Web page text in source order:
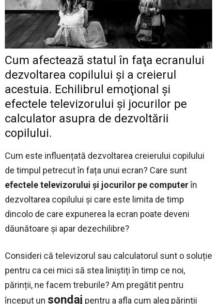
Cum afectează statul în faţa ecranului
dezvoltarea copilului şi a creierul
acestuia. Echilibrul emoţional şi
efectele televizorului şi jocurilor pe
calculator asupra de dezvoltării
copilului.
Cum este influențată dezvoltarea creierului copilului
de timpul petrecut în fața unui ecran? Care sunt
efectele televizorului și jocurilor pe computerîn
dezvoltarea copilului și care este limita de timp
dincolo de care expunerea la ecran poate deveni
dăunătoare și apar dezechilibre?
Consideri că televizorul sau calculatorul sunt o soluție
pentru ca cei mici să stea liniștiți în timp ce noi,
părinții, ne facem treburile? Am pregătit pentru
început un sondaj pentru a afla cum aleg părinții